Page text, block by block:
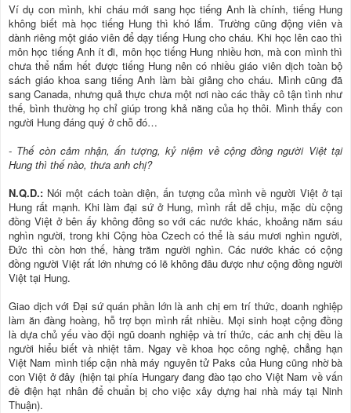
Ví dụ con mình, khi cháu mới sang học tiếng Anh là chính, tiếng Hung
không biết mà học tiếng Hung thì khó lắm. Trường cũng động viên và
dành riêng một giáo viên để dạy tiếng Hung cho cháu. Khi học lên cao thì
môn học tiếng Anh ít đi, môn học tiếng Hung nhiều hơn, mà con mình thì
chưa thể nắm hết được tiếng Hung nên có nhiều giáo viên dịch toàn bộ
sách giáo khoa sang tiếng Anh làm bài giảng cho cháu. Mình cũng đã
sang Canada, nhưng quả thực chưa một nơi nào các thầy cô tận tình như
thế, bình thường họ chỉ giúp trong khả năng của họ thôi. Mình thấy con
người Hung đáng quý ở chỗ đó…
- Thế còn cảm nhận, ấn tượng, kỷ niệm về cộng đồng người Việt tại
Hung thì thế nào, thưa anh chị?
N.Q.D.: Nói một cách toàn diện, ấn tượng của mình về người Việt ở tại
Hung rất mạnh. Khi làm đại sứ ở Hung, mình rất dễ chịu, mặc dù cộng
đồng Việt ở bên ấy không đông so với các nước khác, khoảng năm sáu
nghìn người, trong khi Cộng hòa Czech có thể là sáu mươi nghìn người,
Đức thì còn hơn thế, hàng trăm người nghìn. Các nước khác có cộng
đồng người Việt rất lớn nhưng có lẽ không đâu được như cộng đồng người
Việt tại Hung.
Giao dịch với Đại sứ quán phần lớn là anh chị em trí thức, doanh nghiệp
làm ăn đàng hoàng, hỗ trợ bọn mình rất nhiều. Mọi sinh hoạt cộng đồng
là dựa chủ yếu vào đội ngũ doanh nghiệp và trí thức, các anh chị đều là
người hiểu biết và nhiệt tâm. Ngay về khoa học công nghệ, chẳng hạn
Việt Nam mình tiếp cận nhà máy nguyên tử Paks của Hung cũng nhờ bà
con Việt ở đây (hiện tại phía Hungary đang đào tạo cho Việt Nam về vấn
đề điện hạt nhân để chuẩn bị cho việc xây dựng hai nhà máy tại Ninh
Thuận).